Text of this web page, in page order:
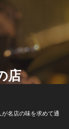
店
名店の味を求めて通